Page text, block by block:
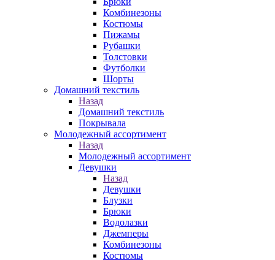
Комбинезоны
Костюмы
Пижамы
Рубашки
Толстовки
Футболки
Шорты
Домашний текстиль
Назад
Домашний текстиль
Покрывала
Молодежный ассортимент
Назад
Молодежный ассортимент
Девушки
Назад
Девушки
Блузки
Брюки
Водолазки
Джемперы
Комбинезоны
Костюмы